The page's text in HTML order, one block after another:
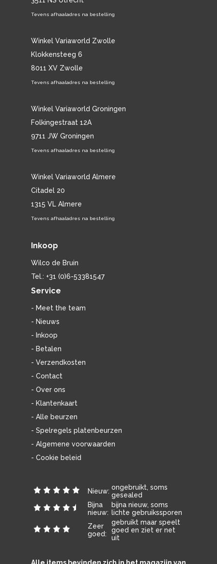
Tevens afhaaladres na bestelling
Winkel Variaworld Zwolle
Klokkensteeg 6
8011 XV Zwolle
Tevens afhaaladres na bestelling
Winkel Variaworld Groningen
Folkingestraat 12A
9711 JW Groningen
Tevens afhaaladres na bestelling
Winkel Variaworld Almere
Citadel 20
1315 VL Almere
Tevens afhaaladres na bestelling
Inkoop
Wilco de Bruin
Tel.: +31 (0)6-53381547
Service
- Meet the team
- Nieuws
- Inkoop
- Betalen
- Verzendkosten
- Contact
- Over ons
- Klantenkaart
- Alle beurzen
- Spelregels platenbeurzen
- Algemene voorwaarden
- Cookie beleid
Nieuw: ongebruikt, soms
gesealed
Bijna
nieuw:
bijna nieuw, soms
lichte gebruikssporen
Zeer
goed:
gebruikt maar speelt
goed en ziet er net
uit